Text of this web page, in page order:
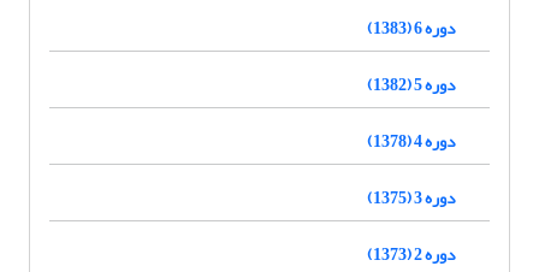
دوره 6 (1383)
دوره 5 (1382)
دوره 4 (1378)
دوره 3 (1375)
دوره 2 (1373)